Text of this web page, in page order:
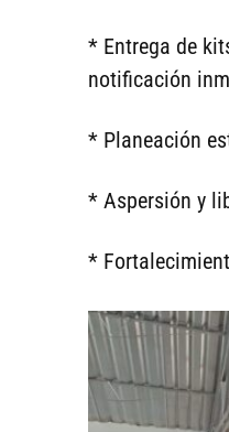
* Entrega de
notificación
* Planeación
* Aspersión y
*